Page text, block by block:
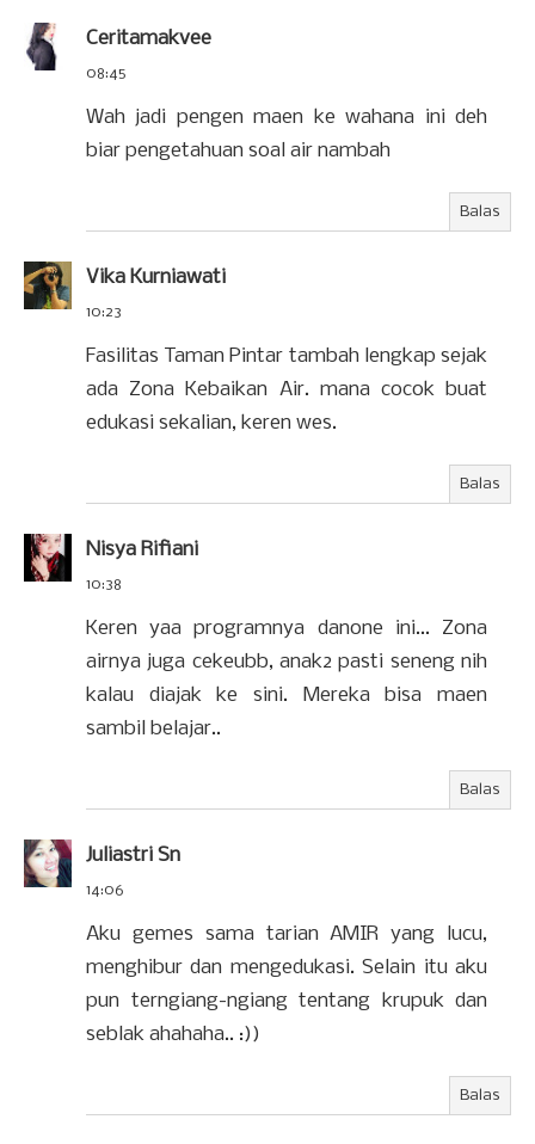
Ceritamakvee
08:45
Wah jadi pengen maen ke wahana ini deh
biar pengetahuan soal air nambah
Balas
Vika Kurniawati
10:23
Fasilitas Taman Pintar tambah lengkap sejak
ada Zona Kebaikan Air. mana cocok buat
edukasi sekalian, keren wes.
Balas
Nisya Rifiani
10:38
Keren yaa programnya danone ini... Zona
airnya juga cekeubb, anak2 pasti seneng nih
kalau diajak ke sini. Mereka bisa maen
sambil belajar..
Balas
Juliastri Sn
14:06
Aku gemes sama tarian AMIR yang lucu,
menghibur dan mengedukasi. Selain itu aku
pun terngiang-ngiang tentang krupuk dan
seblak ahahaha.. :))
Balas